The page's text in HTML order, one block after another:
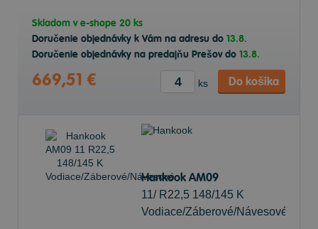
Skladom ve-shope 20 ks
Doručenie objednávky k Vám na adresu do 13.8.
Doručenie objednávky na predajňu Prešov do 13.8.
669,51 € ks Do košíka
Hankook AM09
11/ R22,5 148/145 K
Vodiace/Záberové/Návesové